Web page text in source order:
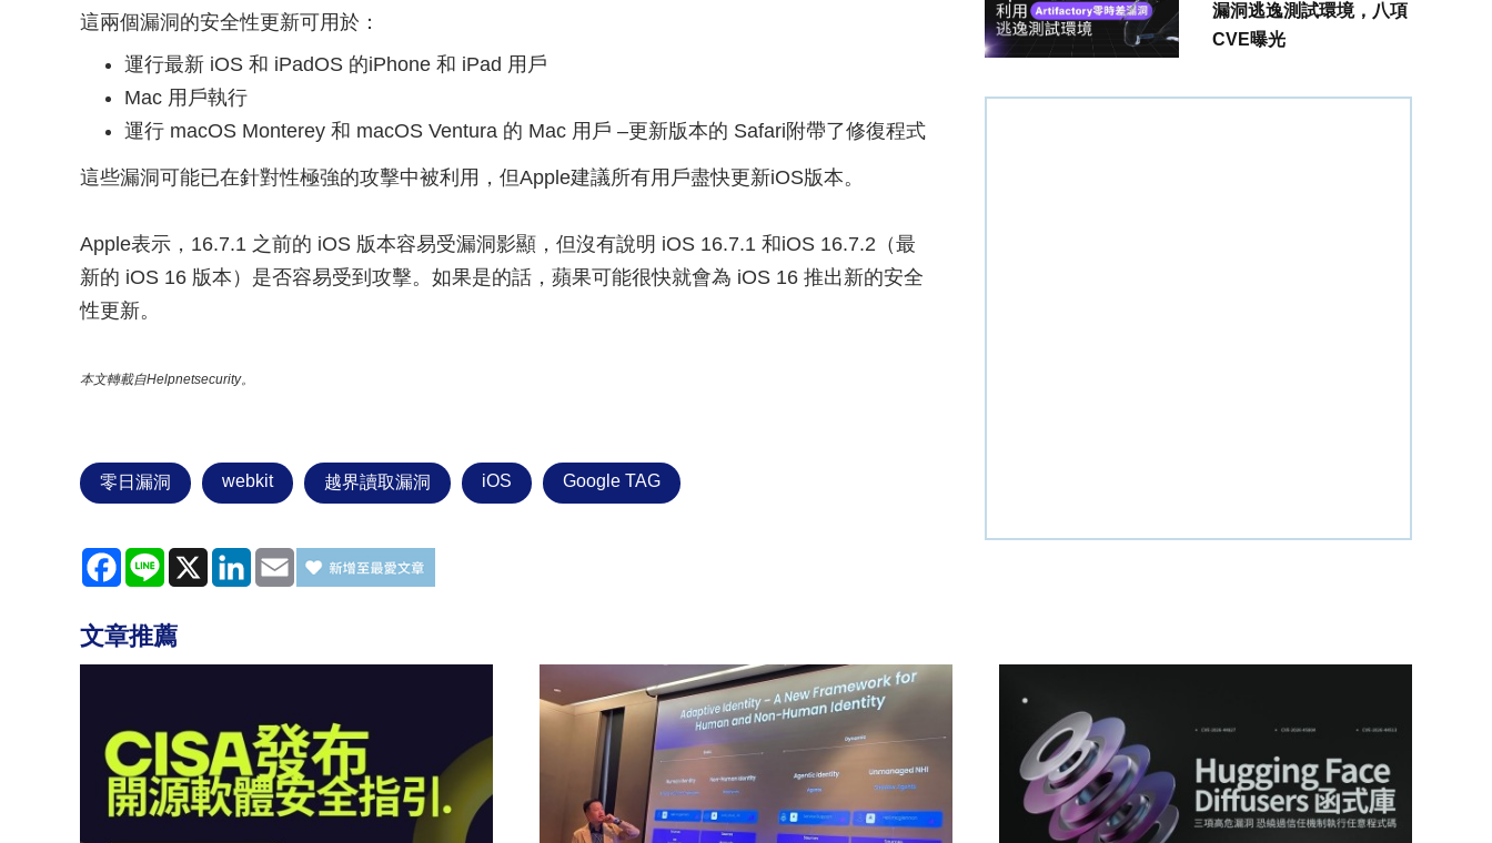
這兩個漏洞的安全性更新可用於：
運行最新 iOS 和 iPadOS 的iPhone 和 iPad 用戶
Mac 用戶執行
運行 macOS Monterey 和 macOS Ventura 的 Mac 用戶 –更新版本的 Safari附帶了修復程式
這些漏洞可能已在針對性極強的攻擊中被利用，但Apple建議所有用戶盡快更新iOS版本。
Apple表示，16.7.1 之前的 iOS 版本容易受漏洞影顯，但沒有說明 iOS 16.7.1 和iOS 16.7.2（最
新的 iOS 16 版本）是否容易受到攻擊。如果是的話，蘋果可能很快就會為 iOS 16 推出新的安全
性更新。
本文轉載自Helpnetsecurity。
零日漏洞 webkit 越界讀取漏洞 iOS Google TAG
Facebook
Line X LinkedInEmail
漏洞逃逸測試環境，八項
CVE曝光
文章推薦